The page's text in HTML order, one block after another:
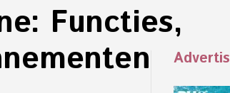
Functies,